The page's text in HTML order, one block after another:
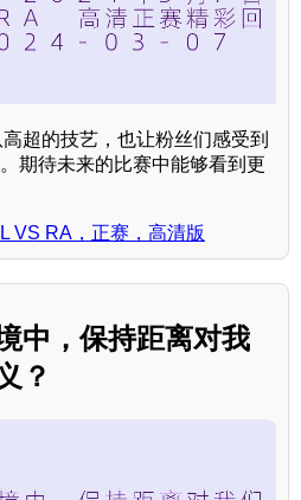
超的技艺，也让粉丝们感受到
期待未来的比赛中能够看到更
VS RA，正赛，高清版
中，保持距离对我
？